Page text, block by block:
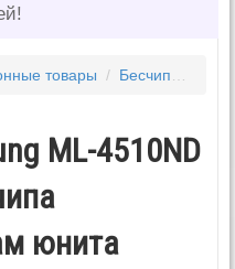
товары / Бесчиповые прошивки HP, SAMSUNG, XEROX
ML-4510ND
юнита